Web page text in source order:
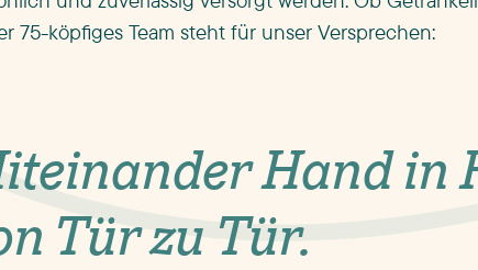
75-köpfiges Team steht für unser Versprechen:
Hand in
Tür zu Tür.